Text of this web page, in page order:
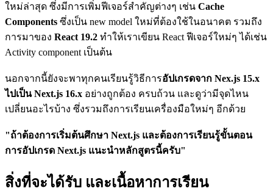
ใหม่ล่าสุด ซึ่งมีการเพิ่มฟีเจอร์สำคัญต่างๆ เช่น Cache
Components ซึ่งเป็น new model ใหม่ที่ต้องใช้ในอนาคต รวมถึง
การมาของ React 19.2 ทำให้เราเขียน React ฟีเจอร์ใหม่ๆ ได้เช่น
Activity component เป็นต้น
นอกจากนี้ยังจะพาทุกคนเรียนรู้วิธีการอัปเกรดจาก Nex.js 15.x
ไปเป็น Next.js 16.x อย่างถูกต้อง ครบถ้วน และดูว่ามีจุดไหน
เปลี่ยนอะไรบ้าง ซึ่งรวมถึงการเรียนเครื่องมือใหม่ๆ อีกด้วย
"ถ้าต้องการเริ่มต้นศึกษา Next.js และต้องการเรียนรู้ขั้นตอน
การอัปเกรด Next.js แนะนำหลักสูตรนี้ครับ"
สิ่งที่จะได้รับ และเนื้อหาการเรียน